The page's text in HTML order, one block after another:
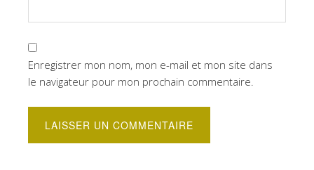
Enregistrer mon nom, mon e-mail et mon site dans
le navigateur pour mon prochain commentaire.